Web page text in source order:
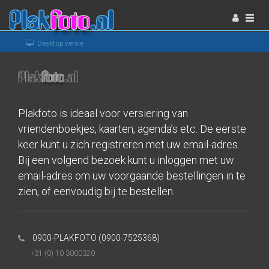
Desktop versie
Plakfoto is ideaal voor versiering van
vriendenboekjes, kaarten, agenda’s etc. De eerste
keer kunt u zich registreren met uw email-adres.
Bij een volgend bezoek kunt u inloggen met uw
email-adres om uw voorgaande bestellingen in te
zien, of eenvoudig bij te bestellen.
0900-PLAKFOTO (0900-7525368)
+31 (0) 10 3000320